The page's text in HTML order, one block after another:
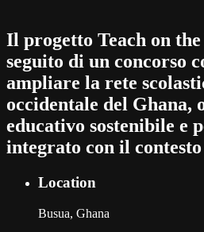
Il progetto Teach on the
seguito di un concorso
ampliare la rete
occidentale del Ghana,
educativo sostenibile e
integrato con il
Location
Busua, Ghana